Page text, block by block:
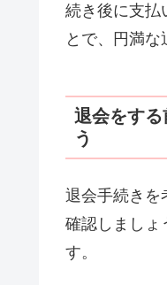
続き後に支払
とで、円満な
退会をす
う
退会手続きを
確認しましょ
す。